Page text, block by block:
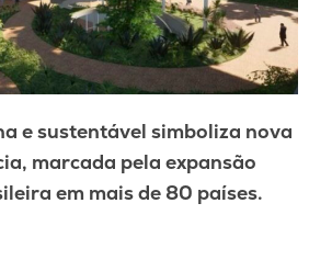
e sustentável simboliza nova
marcada pela expansão
em mais de 80 países.